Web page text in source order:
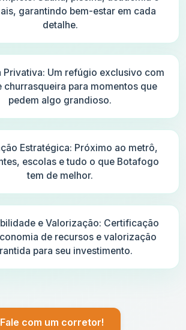
garantindo bem-estar em cada
detalhe.
Privativa: Um refúgio exclusivo com
churrasqueira para momentos que
pedem algo grandioso.
Estratégica: Próximo ao metrô,
escolas e tudo o que Botafogo
tem de melhor.
e Valorização: Certificação
de recursos e valorização
para seu investimento.
Fale com um corretor!